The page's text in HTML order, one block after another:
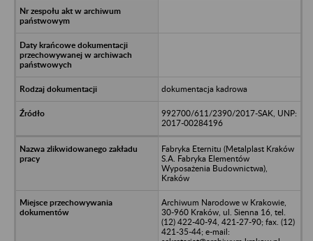
dokumentacja kadrowa
992700/611/2390/2017-SAK, UNP:
2017-00284196
Fabryka Eternitu (Metalplast Kraków
S.A. Fabryka Elementów
Wyposażenia Budownictwa),
Kraków
Archiwum Narodowe w Krakowie,
30-960 Kraków, ul. Sienna 16, tel.
(12) 422-40-94, 421-27-90; fax. (12)
421-35-44; e-mail: